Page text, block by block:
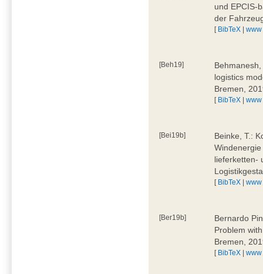
und EPCIS-
der
[ BibTeX |www
[Beh19]
logistics
Bremen,
[ BibTeX |www
[Bei19b]
Beinke, T.:
lieferketten-
[ BibTeX |www
[Ber19b]
Bernardo
Problem
Bremen,
[ BibTeX |www